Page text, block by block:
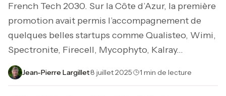
French Tech 2030. Sur la Côte d’Azur, la première
promotion avait permis l’accompagnement de
quelques belles startups comme Qualisteo, Wimi,
Spectronite, Firecell, Mycophyto, Kalray…
Jean-Pierre Largillet·8 juillet 2025· 1 min de lecture